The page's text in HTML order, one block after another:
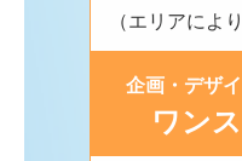
（エリアによ
企画・デザ
ワン